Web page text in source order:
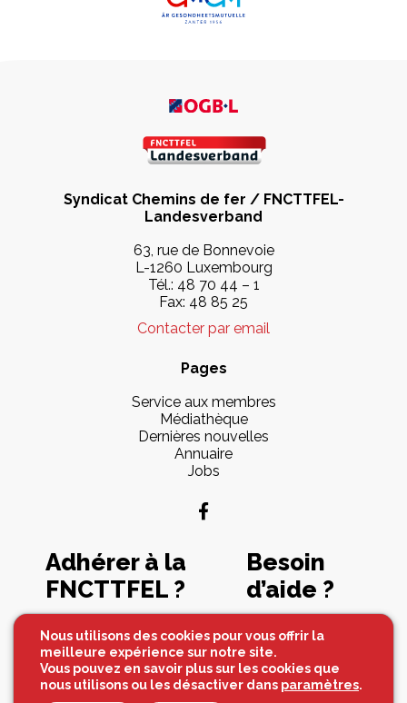
Syndicat Chemins de fer / FNCTTFEL-
Landesverband
63, rue de Bonnevoie
L-1260 Luxembourg
Tél.: 48 70 44 – 1
Fax: 48 85 25
Contacter par email
Pages
Service aux membres
Médiathèque
Dernières nouvelles
Annuaire
Jobs
Adhérer à la
FNCTTFEL ?
Souscrire maintenant
Besoin
d’aide ?
Contactez-nous
Nous utilisons des cookies pour vous offrir la
meilleure expérience sur notre site.
Vous pouvez en savoir plus sur les cookies que
nous utilisons ou les désactiver dans paramètres.